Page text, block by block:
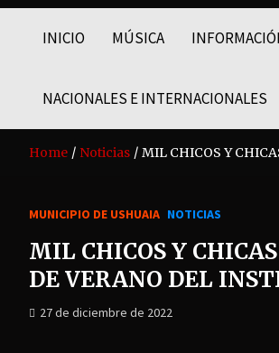
INICIO MÚSICA
NACIONALES E INTERNACIONALES
Home Noticias MIL CHICOS Y
MUNICIPIO DE USHUAIA NOTICIAS
MIL CHICOS Y
DE VERANO DEL
27 de diciembre de 2022